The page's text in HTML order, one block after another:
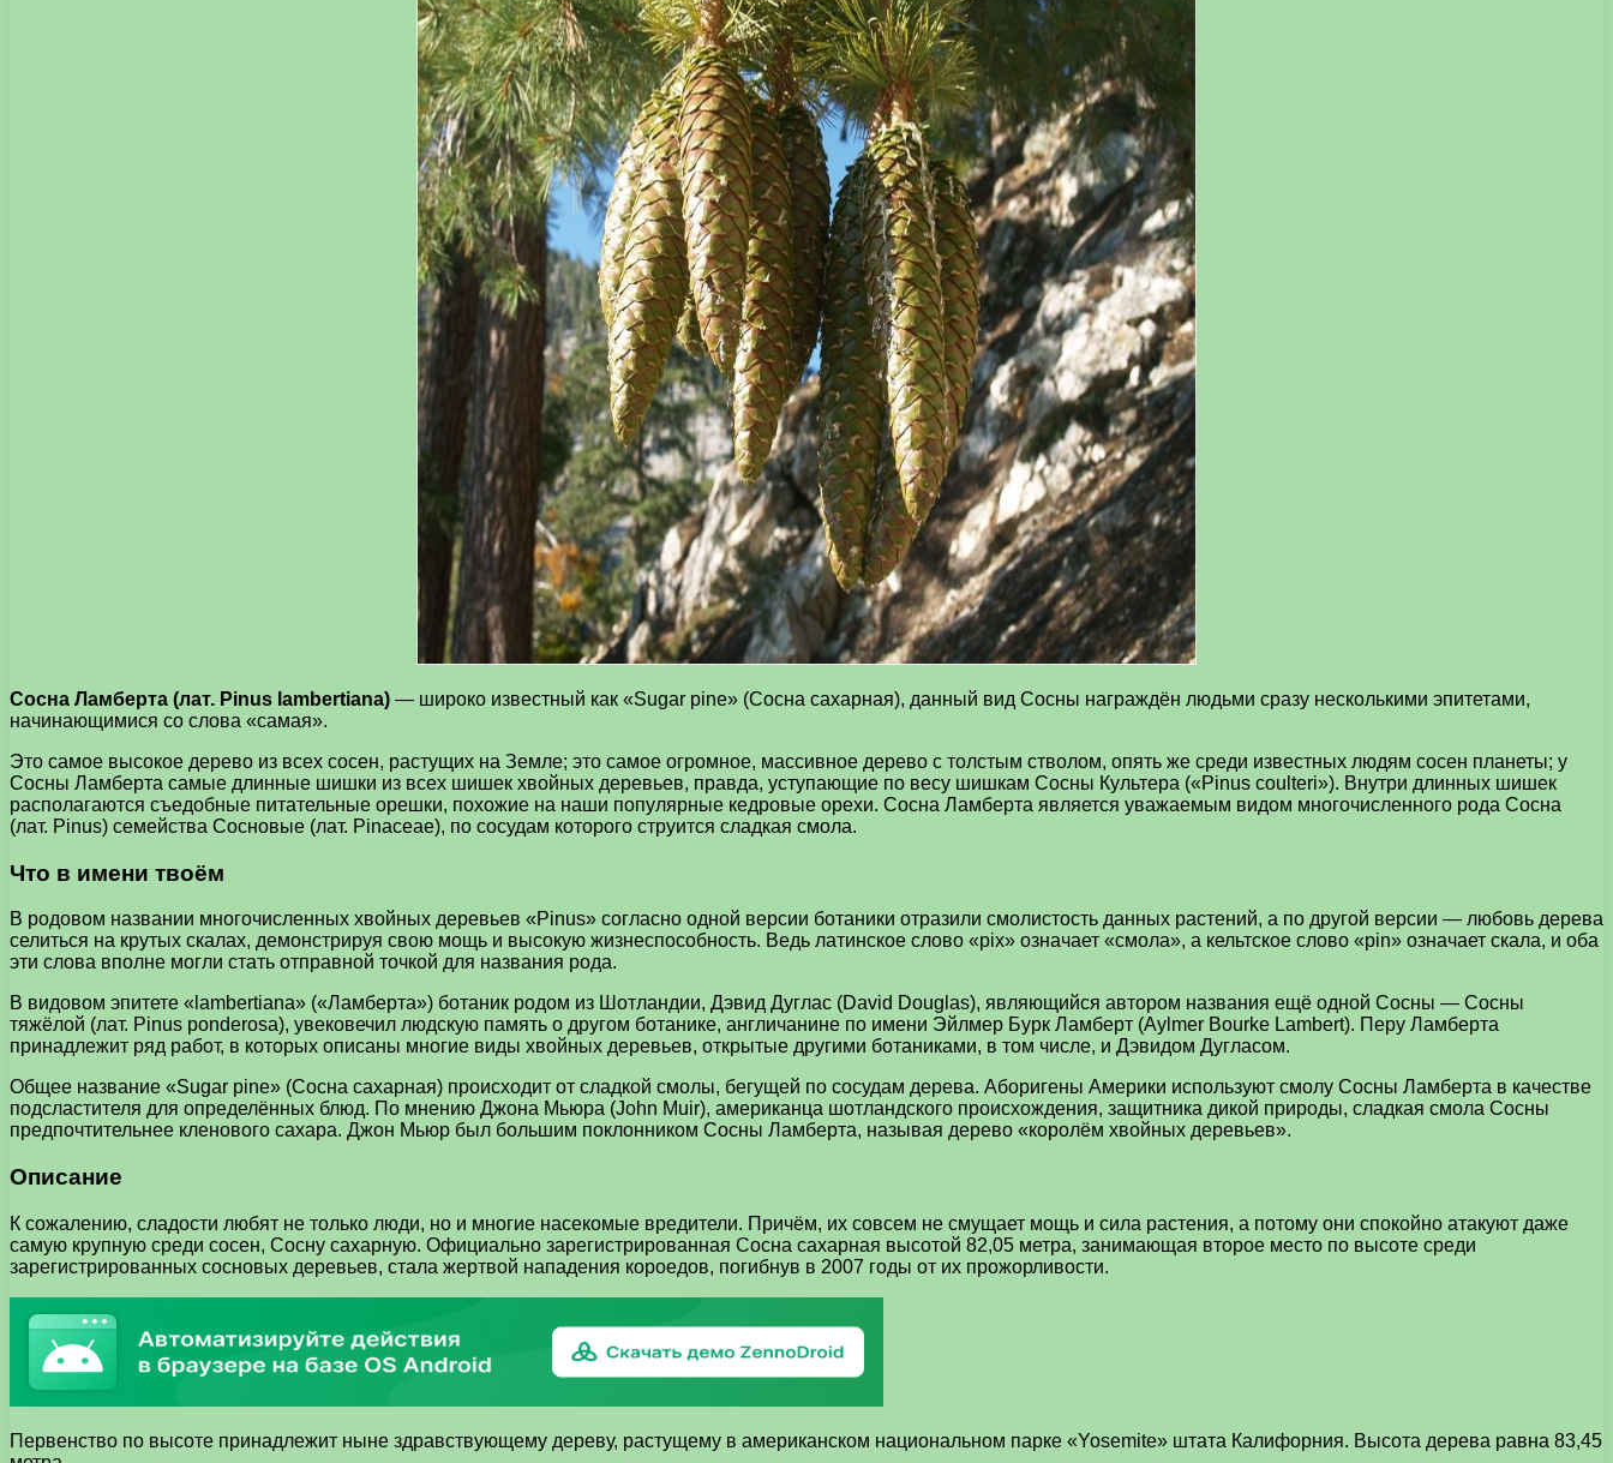
Сосна Ламберта (лат. Pinus lambertiana) — широко известный как «Sugar pine» (Сосна сахарная), данный вид Сосны награждён людьми сразу несколькими эпитетами,
начинающимися со слова «самая».
Это самое высокое дерево из всех сосен, растущих на Земле; это самое огромное, массивное дерево с толстым стволом, опять же среди известных людям сосен планеты; у
Сосны Ламберта самые длинные шишки из всех шишек хвойных деревьев, правда, уступающие по весу шишкам Сосны Культера («Pinus coulteri»). Внутри длинных шишек
располагаются съедобные питательные орешки, похожие на наши популярные кедровые орехи. Сосна Ламберта является уважаемым видом многочисленного рода Сосна
(лат. Pinus) семейства Сосновые (лат. Pinaceae), по сосудам которого струится сладкая смола.
Что в имени твоём
В родовом названии многочисленных хвойных деревьев «Pinus» согласно одной версии ботаники отразили смолистость данных растений, а по другой версии — любовь дерева
селиться на крутых скалах, демонстрируя свою мощь и высокую жизнеспособность. Ведь латинское слово «pix» означает «смола», а кельтское слово «pin» означает скала, и оба
эти слова вполне могли стать отправной точкой для названия рода.
В видовом эпитете «lambertiana» («Ламберта») ботаник родом из Шотландии, Дэвид Дуглас (David Douglas), являющийся автором названия ещё одной Сосны — Сосны
тяжёлой (лат. Pinus ponderosa), увековечил людскую память о другом ботанике, англичанине по имени Эйлмер Бурк Ламберт (Aylmer Bourke Lambert). Перу Ламберта
принадлежит ряд работ, в которых описаны многие виды хвойных деревьев, открытые другими ботаниками, в том числе, и Дэвидом Дугласом.
Общее название «Sugar pine» (Сосна сахарная) происходит от сладкой смолы, бегущей по сосудам дерева. Аборигены Америки используют смолу Сосны Ламберта в качестве
подсластителя для определённых блюд. По мнению Джона Мьюра (John Muir), американца шотландского происхождения, защитника дикой природы, сладкая смола Сосны
предпочтительнее кленового сахара. Джон Мьюр был большим поклонником Сосны Ламберта, называя дерево «королём хвойных деревьев».
Описание
К сожалению, сладости любят не только люди, но и многие насекомые вредители. Причём, их совсем не смущает мощь и сила растения, а потому они спокойно атакуют даже
самую крупную среди сосен, Сосну сахарную. Официально зарегистрированная Сосна сахарная высотой 82,05 метра, занимающая второе место по высоте среди
зарегистрированных сосновых деревьев, стала жертвой нападения короедов, погибнув в 2007 годы от их прожорливости.
Первенство по высоте принадлежит ныне здравствующему дереву, растущему в американском национальном парке «Yosemite» штата Калифорния. Высота дерева равна 83,45